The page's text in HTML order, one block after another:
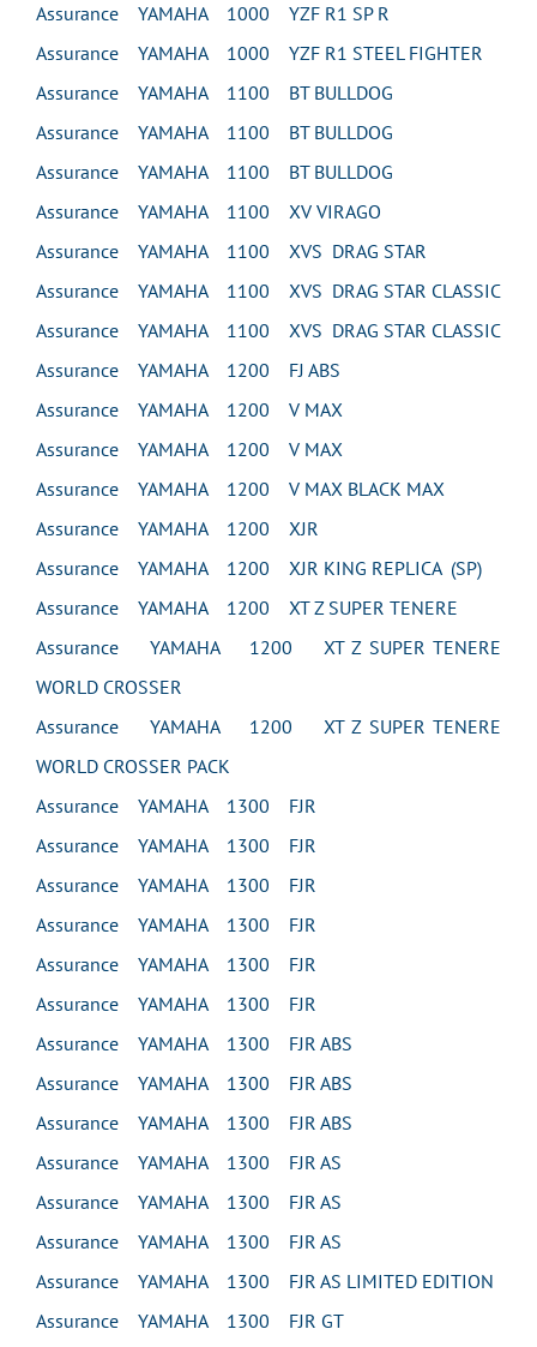
Assurance YAMAHA 1000 YZF R1 SP R
Assurance YAMAHA 1000 YZF R1 STEEL FIGHTER
Assurance YAMAHA 1100 BT BULLDOG
Assurance YAMAHA 1100 BT BULLDOG
Assurance YAMAHA 1100 BT BULLDOG
Assurance YAMAHA 1100 XV VIRAGO
Assurance YAMAHA 1100 XVS DRAG STAR
Assurance YAMAHA 1100 XVS DRAG STAR CLASSIC
Assurance YAMAHA 1100 XVS DRAG STAR CLASSIC
Assurance YAMAHA 1200 FJ ABS
Assurance YAMAHA 1200 V MAX
Assurance YAMAHA 1200 V MAX
Assurance YAMAHA 1200 V MAX BLACK MAX
Assurance YAMAHA 1200 XJR
Assurance YAMAHA 1200 XJR KING REPLICA (SP)
Assurance YAMAHA 1200 XT Z SUPER TENERE
Assurance YAMAHA 1200 XT Z SUPER TENERE
WORLD CROSSER
Assurance YAMAHA 1200 XT Z SUPER TENERE
WORLD CROSSER PACK
Assurance YAMAHA 1300 FJR
Assurance YAMAHA 1300 FJR
Assurance YAMAHA 1300 FJR
Assurance YAMAHA 1300 FJR
Assurance YAMAHA 1300 FJR
Assurance YAMAHA 1300 FJR
Assurance YAMAHA 1300 FJR ABS
Assurance YAMAHA 1300 FJR ABS
Assurance YAMAHA 1300 FJR ABS
Assurance YAMAHA 1300 FJR AS
Assurance YAMAHA 1300 FJR AS
Assurance YAMAHA 1300 FJR AS
Assurance YAMAHA 1300 FJR AS LIMITED EDITION
Assurance YAMAHA 1300 FJR GT